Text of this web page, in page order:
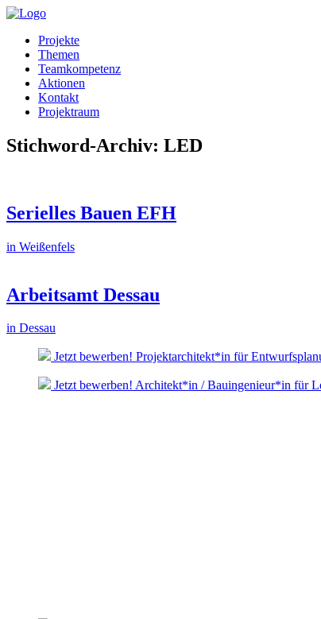
Projekte
Themen
Teamkompetenz
Aktionen
Kontakt
Projektraum
Stichword-Archiv: LED
Serielles Bauen EFH
in Weißenfels
Arbeitsamt Dessau
in Dessau
Jetzt bewerben! Projektarchitekt*in für
Jetzt bewerben! Architekt*in / Bauingenieur*in für